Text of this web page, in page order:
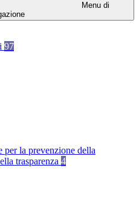
Menu di
97
per la prevenzione della
trasparenza 4